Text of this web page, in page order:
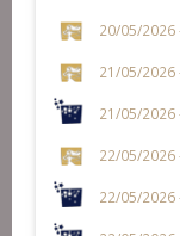
20/05/2026
21/05/2026
21/05/2026
22/05/2026
22/05/2026